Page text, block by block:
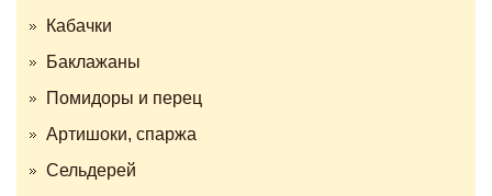
Кабачки
Баклажаны
Помидоры и перец
Артишоки, спаржа
Сельдерей